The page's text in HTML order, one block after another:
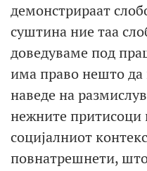
демонстрираат
суштина ние таа
доведуваме под
има право нешто
наведе на
нежните притисоци
социјалниот
повнатрешнети,